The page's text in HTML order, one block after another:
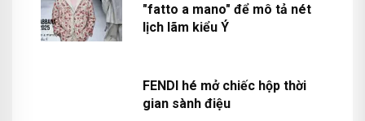
"fatto a mano" để mô tả nét
lịch lãm kiểu Ý
FENDI hé mở chiếc hộp thời
gian sành điệu